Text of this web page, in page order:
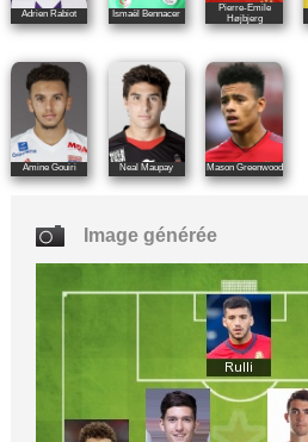
Adrien Rabiot Ismaël Bennacer
Pierre-Emile
Højbjerg
Amine Gouiri Neal Maupay Mason Greenwood
Image générée